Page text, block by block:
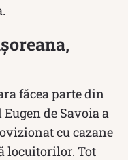
făcea parte din
de Savoia a
cu cazane
locuitorilor. Tot